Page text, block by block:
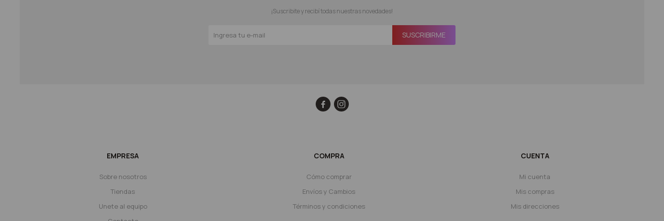
EMPRESA
Sobre nosotros
Tiendas
Unete al equipo
COMPRA
Cómo comprar
Envíos y Cambios
Términos y condiciones
CUENTA
Mi cuenta
Mis compras
Mis direcciones
¡Suscribite y recibí todas nuestras novedades!
SUSCRIBIRME
 